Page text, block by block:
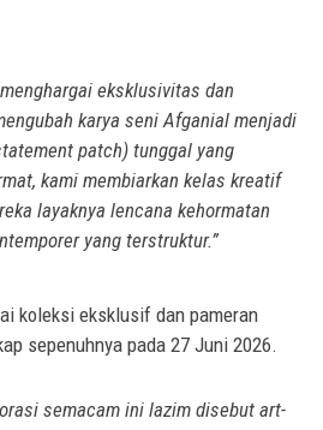
eksklusivitas dan
karya seni Afganial menjadi
patch) tunggal yang
kami membiarkan kelas kreatif
layaknya lencana kehormatan
yang terstruktur.”
koleksi eksklusif dan pameran
sepenuhnya pada 27 Juni 2026.
semacam ini lazim disebut art-